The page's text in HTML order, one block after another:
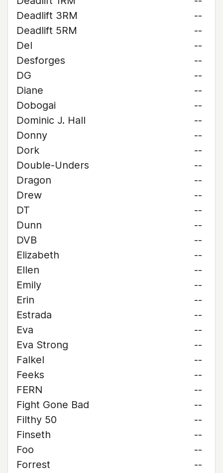
Deadlift 3RM
--
Deadlift 5RM
--
Del
--
Desforges
--
DG
--
Diane
--
Dobogai
--
Dominic J. Hall
--
Donny
--
Dork
--
Double-Unders
--
Dragon
--
Drew
--
DT
--
Dunn
--
DVB
--
Elizabeth
--
Ellen
--
Emily
--
Erin
--
Estrada
--
Eva
--
Eva Strong
--
Falkel
--
Feeks
--
FERN
--
Fight Gone Bad
--
Filthy 50
--
Finseth
--
Foo
--
Forrest
--